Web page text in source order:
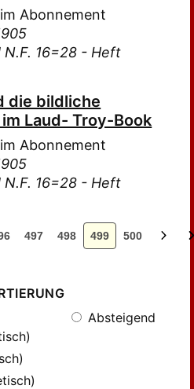
Abonnement
N.F. 16=28 - Heft
die bildliche
Laud- Troy-Book
Abonnement
N.F. 16=28 - Heft
497 498 499 500
Absteigend